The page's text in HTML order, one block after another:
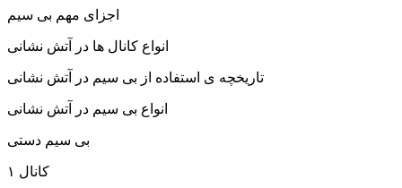
اجزای مهم بی سیم
انواع کانال ها در آتش نشانی
تاریخچه ی استفاده از بی سیم در آتش نشانی
انواع بی سیم در آتش نشانی
بی سیم دستی
کانال ۱